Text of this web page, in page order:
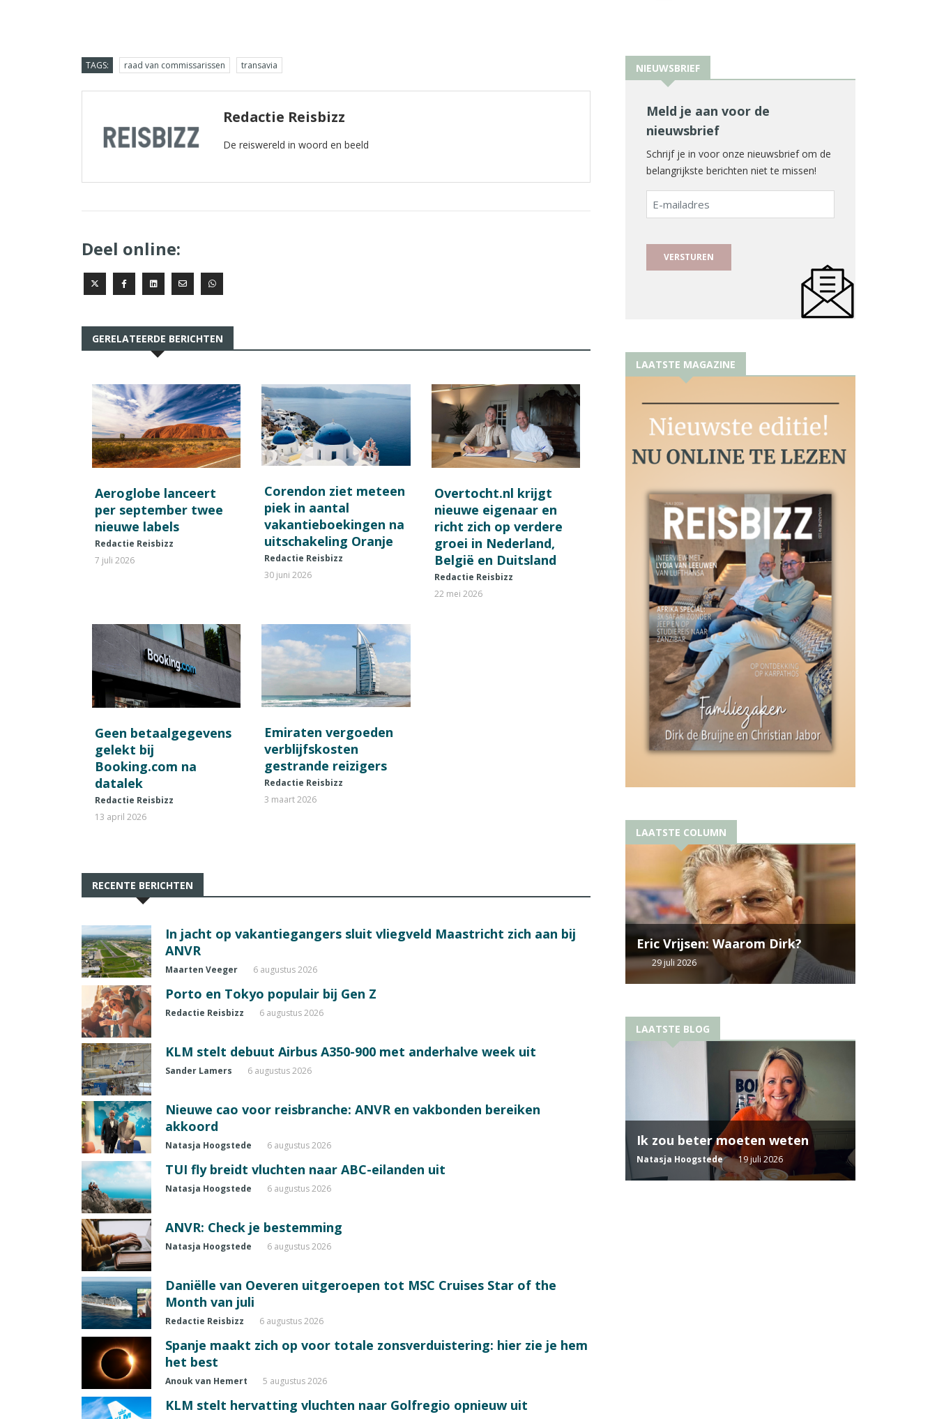
TAGS: raad van commissarissen transavia
Redactie Reisbizz
De reiswereld in woord en beeld
Deel online:
GERELATEERDE BERICHTEN
Aeroglobe lanceert
per september twee
nieuwe labels
Redactie Reisbizz
7 juli 2026
Corendon ziet meteen
piek in aantal
vakantieboekingen na
uitschakeling Oranje
Redactie Reisbizz
30 juni 2026
Overtocht.nl krijgt
nieuwe eigenaar en
richt zich op verdere
groei in Nederland,
België en Duitsland
Redactie Reisbizz
22 mei 2026
Geen betaalgegevens
gelekt bij
Booking.com na
datalek
Redactie Reisbizz
13 april 2026
Emiraten vergoeden
verblijfskosten
gestrande reizigers
Redactie Reisbizz
3 maart 2026
RECENTE BERICHTEN
In jacht op vakantiegangers sluit vliegveld Maastricht zich aan bij
ANVR
Maarten Veeger 6 augustus 2026
Porto en Tokyo populair bij Gen Z
Redactie Reisbizz 6 augustus 2026
KLM stelt debuut Airbus A350-900 met anderhalve week uit
Sander Lamers 6 augustus 2026
Nieuwe cao voor reisbranche: ANVR en vakbonden bereiken
akkoord
Natasja Hoogstede 6 augustus 2026
TUI fly breidt vluchten naar ABC-eilanden uit
Natasja Hoogstede 6 augustus 2026
ANVR: Check je bestemming
Natasja Hoogstede 6 augustus 2026
Daniëlle van Oeveren uitgeroepen tot MSC Cruises Star of the
Month van juli
Redactie Reisbizz 6 augustus 2026
Spanje maakt zich op voor totale zonsverduistering: hier zie je hem
het best
Anouk van Hemert 5 augustus 2026
KLM stelt hervatting vluchten naar Golfregio opnieuw uit
NIEUWSBRIEF
Meld je aan voor de
nieuwsbrief
Schrijf je in voor onze nieuwsbrief om de
belangrijkste berichten niet te missen!
E-
mailadres
LAATSTE MAGAZINE
LAATSTE COLUMN
Eric Vrijsen: Waarom Dirk?
29 juli 2026
LAATSTE BLOG
Ik zou beter moeten weten
Natasja Hoogstede 19 juli 2026